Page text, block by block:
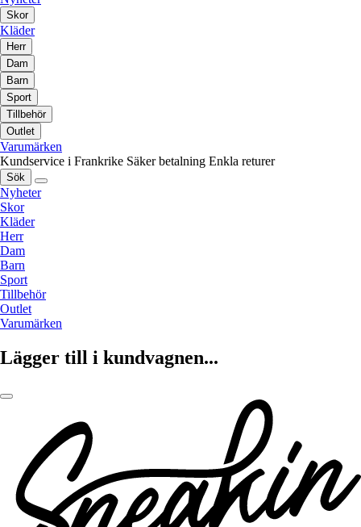
Skor
Kläder
Herr
Dam
Barn
Sport
Tillbehör
Outlet
Varumärken
Kundservice i Frankrike Säker betalning Enkla returer
Sök
Nyheter
Skor
Kläder
Herr
Dam
Barn
Sport
Tillbehör
Outlet
Varumärken
Lägger till i kundvagnen...